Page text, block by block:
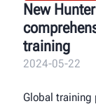
New
training
2024-05-22
Global training